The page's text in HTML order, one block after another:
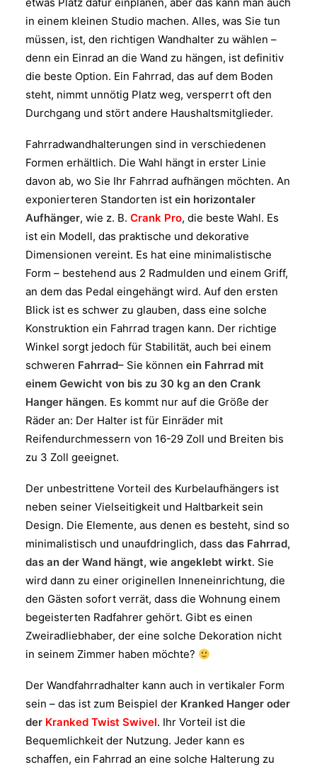
etwas Platz dafür einplanen, aber das kann man auch
in einem kleinen Studio machen. Alles, was Sie tun
müssen, ist, den richtigen Wandhalter zu wählen –
denn ein Einrad an die Wand zu hängen, ist definitiv
die beste Option. Ein Fahrrad, das auf dem Boden
steht, nimmt unnötig Platz weg, versperrt oft den
Durchgang und stört andere Haushaltsmitglieder.
Fahrradwandhalterungen sind in verschiedenen
Formen erhältlich. Die Wahl hängt in erster Linie
davon ab, wo Sie Ihr Fahrrad aufhängen möchten. An
exponierteren Standorten ist ein horizontaler
Aufhänger, wie z. B. Crank Pro, die beste Wahl. Es
ist ein Modell, das praktische und dekorative
Dimensionen vereint. Es hat eine minimalistische
Form – bestehend aus 2 Radmulden und einem Griff,
an dem das Pedal eingehängt wird. Auf den ersten
Blick ist es schwer zu glauben, dass eine solche
Konstruktion ein Fahrrad tragen kann. Der richtige
Winkel sorgt jedoch für Stabilität, auch bei einem
schweren Fahrrad– Sie können ein Fahrrad mit
einem Gewicht von bis zu 30 kg an den Crank
Hanger hängen. Es kommt nur auf die Größe der
Räder an: Der Halter ist für Einräder mit
Reifendurchmessern von 16-29 Zoll und Breiten bis
zu 3 Zoll geeignet.
Der unbestrittene Vorteil des Kurbelaufhängers ist
neben seiner Vielseitigkeit und Haltbarkeit sein
Design. Die Elemente, aus denen es besteht, sind so
minimalistisch und unaufdringlich, dass das Fahrrad,
das an der Wand hängt, wie angeklebt wirkt. Sie
wird dann zu einer originellen Inneneinrichtung, die
den Gästen sofort verrät, dass die Wohnung einem
begeisterten Radfahrer gehört. Gibt es einen
Zweiradliebhaber, der eine solche Dekoration nicht
in seinem Zimmer haben möchte?
Der Wandfahrradhalter kann auch in vertikaler Form
sein – das ist zum Beispiel der Kranked Hanger oder
der Kranked Twist Swivel. Ihr Vorteil ist die
Bequemlichkeit der Nutzung. Jeder kann es
schaffen, ein Fahrrad an eine solche Halterung zu